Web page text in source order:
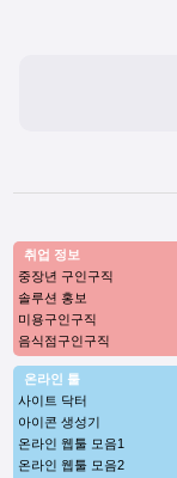
취업 정보
중장년 구인구직
솔루션 홍보
미용구인구직
음식점구인구직
온라인 툴
사이트 닥터
아이콘 생성기
온라인 웹툴 모음1
온라인 웹툴 모음2